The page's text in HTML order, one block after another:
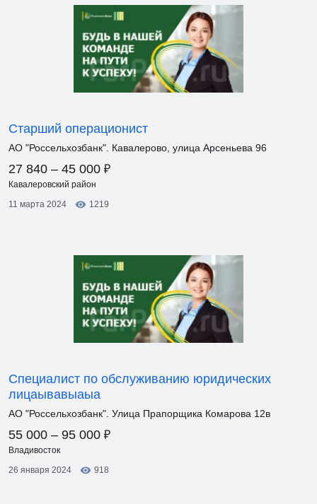
Старший операционист
АО "Россельхозбанк". Кавалерово, улица Арсеньева 96
27 840 – 45 000 ₽
Кавалеровский район
11 марта 2024
1219
Специалист по обслуживанию юридических
лицаывавыаыа
АО "Россельхозбанк". Улица Прапорщика Комарова 12в
55 000 – 95 000 ₽
Владивосток
26 января 2024
918